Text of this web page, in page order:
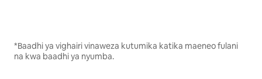
*Baadhi ya vighairi vinaweza kutumika katika maeneo fulani
na kwa baadhi ya nyumba.